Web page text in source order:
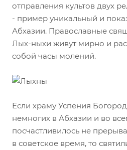
отправления культов двух
- пример уникальный и
Абхазии. Православные
Лых-ныхи живут мирно и
собой часы молений.
Если храму Успения
немногих в Абхазии и во
посчастливилось не
в советское время, то